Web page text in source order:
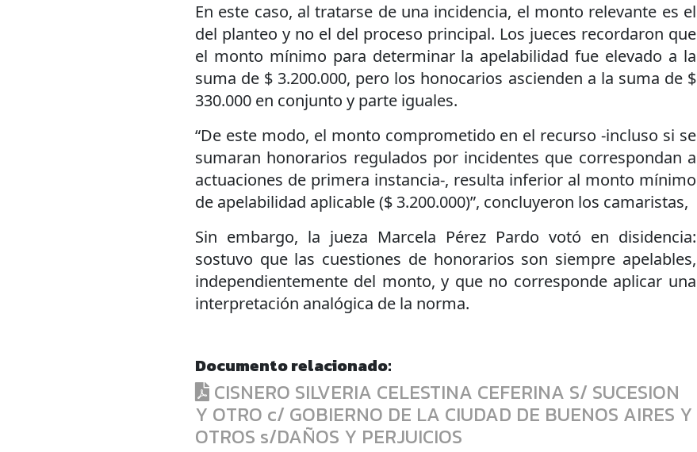
En este caso, al tratarse de una incidencia, el monto relevante es el
del planteo y no el del proceso principal. Los jueces recordaron que
el monto mínimo para determinar la apelabilidad fue elevado a la
suma de $ 3.200.000, pero los honocarios ascienden a la suma de $
330.000 en conjunto y parte iguales.
“De este modo, el monto comprometido en el recurso -incluso si se
sumaran honorarios regulados por incidentes que correspondan a
actuaciones de primera instancia-, resulta inferior al monto mínimo
de apelabilidad aplicable ($ 3.200.000)”, concluyeron los camaristas,
Sin embargo, la jueza Marcela Pérez Pardo votó en disidencia:
sostuvo que las cuestiones de honorarios son siempre apelables,
independientemente del monto, y que no corresponde aplicar una
interpretación analógica de la norma.
Documento relacionado:
CISNERO SILVERIA CELESTINA CEFERINA S/ SUCESION
Y OTRO c/ GOBIERNO DE LA CIUDAD DE BUENOS AIRES Y
OTROS s/DAÑOS Y PERJUICIOS